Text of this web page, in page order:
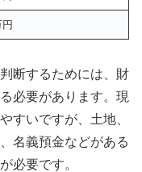
断するためには、財
必要があります。現
すいですが、土地、
名義預金などがある
必要です。